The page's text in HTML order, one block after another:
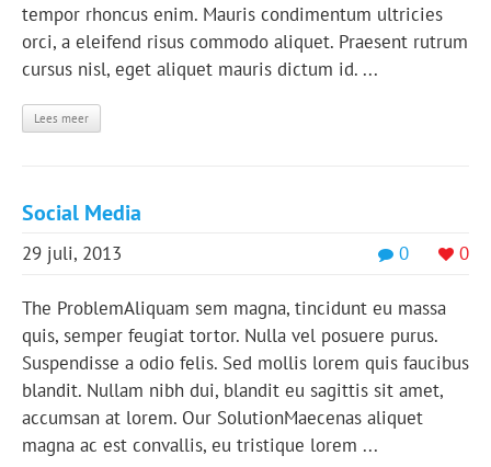
tempor rhoncus enim. Mauris condimentum ultricies
orci, a eleifend risus commodo aliquet. Praesent rutrum
cursus nisl, eget aliquet mauris dictum id. ...
Lees meer
Social Media
0 0
29 juli, 2013
The ProblemAliquam sem magna, tincidunt eu massa
quis, semper feugiat tortor. Nulla vel posuere purus.
Suspendisse a odio felis. Sed mollis lorem quis faucibus
blandit. Nullam nibh dui, blandit eu sagittis sit amet,
accumsan at lorem. Our SolutionMaecenas aliquet
magna ac est convallis, eu tristique lorem ...